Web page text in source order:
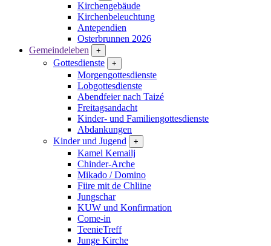
Kirchengebäude
Kirchenbeleuchtung
Antependien
Osterbrunnen 2026
Gemeindeleben
+
Gottesdienste +
Morgengottesdienste
Lobgottesdienste
Abendfeier nach Taizé
Freitagsandacht
Kinder- und Familien­gottesdienste
Abdankungen
Kinder und Jugend
+
Kamel Kemailj
Chinder-Arche
Mikado / Domino
Fiire mit de Chliine
Jungschar
KUW und Konfirmation
Come-in
TeenieTreff
Junge Kirche